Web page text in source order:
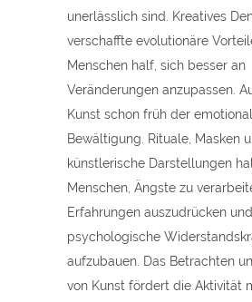
unerlässlich sind. Kreatives
verschaffte evolutionäre
Menschen half, sich besser an
Veränderungen anzupassen.
Kunst schon früh der
Bewältigung. Rituale, Masken
künstlerische Darstellungen
Menschen, Ängste zu
Erfahrungen auszudrücken und
psychologische
aufzubauen. Das Betrachten
von Kunst fördert die Aktivität